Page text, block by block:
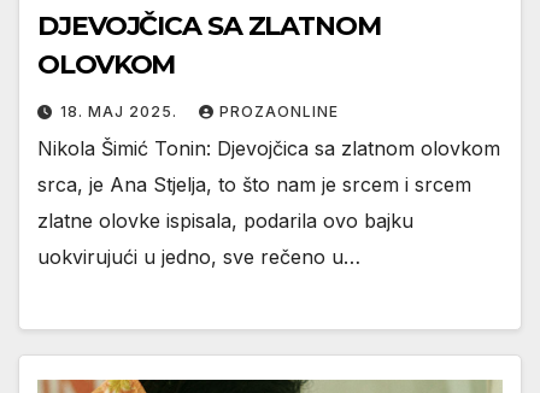
DJEVOJČICA SA ZLATNOM
OLOVKOM
18. МАЈ 2025. PROZAONLINE
Nikola Šimić Tonin: Djevojčica sa zlatnom olovkom
srca, je Ana Stjelja, to što nam je srcem i srcem
zlatne olovke ispisala, podarila ovo bajku
uokvirujući u jedno, sve rečeno u…